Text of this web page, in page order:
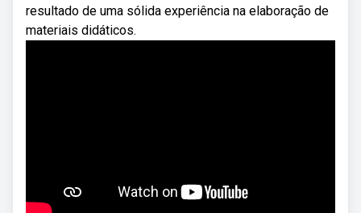
resultado de uma sólida experiência na elaboração de
materiais didáticos.